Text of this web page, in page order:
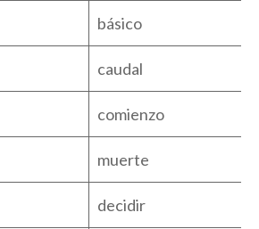
básico
caudal
comienzo
muerte
decidir